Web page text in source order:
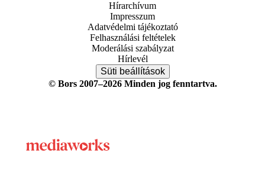
Hírarchívum
Impresszum
Adatvédelmi tájékoztató
Felhasználási feltételek
Moderálási szabályzat
Hírlevél
Süti beállítások
© Bors 2007–2026 Minden jog fenntartva.